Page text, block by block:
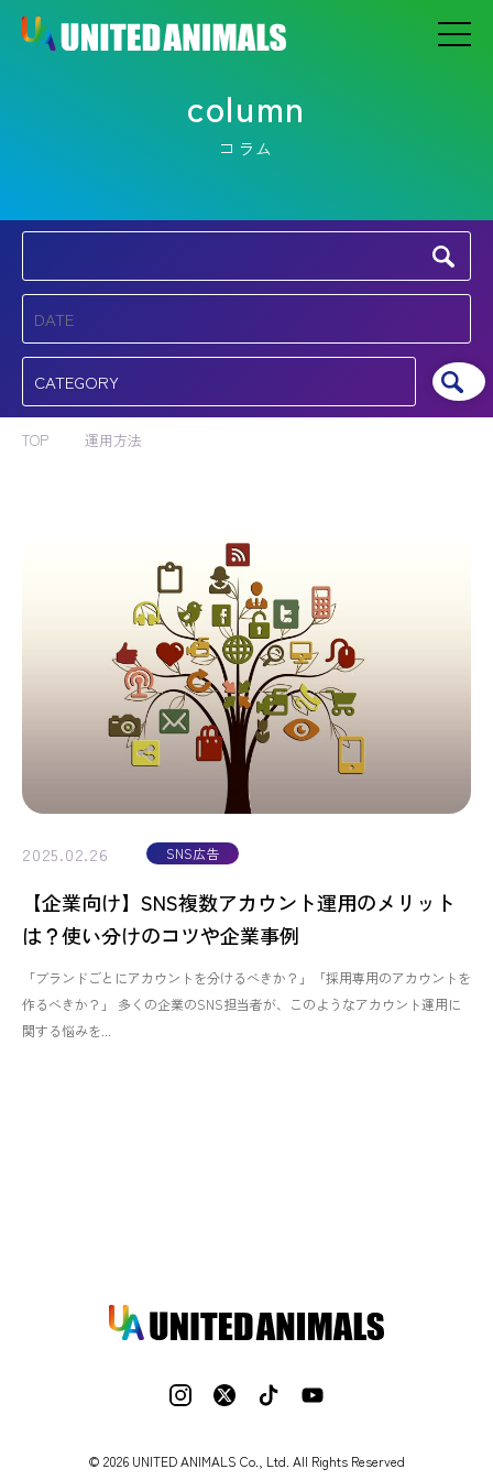
column
コラム
TOP 運用方法
2025.02.26 SNS広告
【企業向け】SNS複数アカウント運用のメリット
は？使い分けのコツや企業事例
「ブランドごとにアカウントを分けるべきか？」「採用専用のアカウントを
作るべきか？」 多くの企業のSNS担当者が、このようなアカウント運用に
関する悩みを...
© 2026 UNITED ANIMALS Co., Ltd. All Rights Reserved